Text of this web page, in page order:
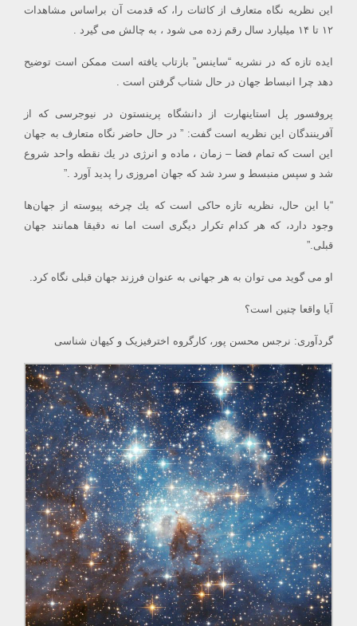
اين نظريه نگاه متعارف از كائنات را، كه قدمت آن براساس مشاهدات
۱۲ تا ۱۴ ميليارد سال رقم زده می شود ، به چالش می گيرد .
ايده تازه كه در نشريه “ساينس” بازتاب يافته است ممكن است توضيح
دهد چرا انبساط جهان در حال شتاب گرفتن است .
پروفسور پل استاينهارت از دانشگاه پرينستون در نيوجرسی كه از
آفرينندگان اين نظريه است گفت: ” در حال حاضر نگاه متعارف به جهان
اين است كه تمام فضا – زمان ، ماده و انرژی در يك نقطه واحد شروع
شد و سپس منبسط و سرد شد كه جهان امروزی را پديد آورد .”
“با اين حال، نظريه تازه حاكی است كه يك چرخه پيوسته از جهان‌ها
وجود دارد، كه هر كدام تكرار ديگری است اما نه دقيقا همانند جهان
قبلی.”
او می گويد می توان به هر جهانی به عنوان فرزند جهان قبلی نگاه كرد.
آيا واقعا چنين است؟
گردآوری: نرجس محسن پور، کارگروه اخترفیزیک و کیهان شناسی